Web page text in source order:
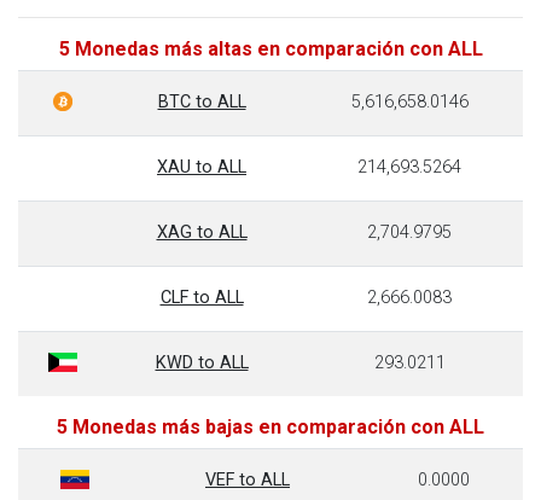
5 Monedas más altas en comparación con ALL
BTC to ALL 5,616,658.0146
XAU to ALL 214,693.5264
XAG to ALL 2,704.9795
CLF to ALL 2,666.0083
KWD to ALL 293.0211
5 Monedas más bajas en comparación con ALL
VEF to ALL 0.0000